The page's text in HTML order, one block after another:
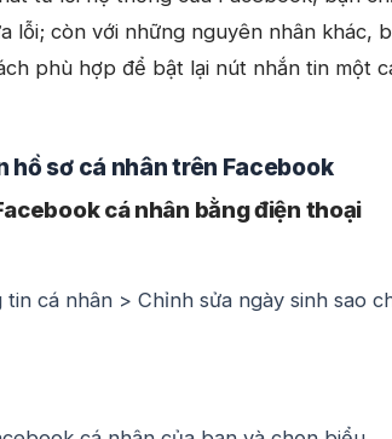
lỗi; còn với những nguyên nhân khác,
phù hợp để bật lại nút nhắn tin một
hồ sơ cá nhân trên Facebook
cá nhân bằng điện thoại
cá nhân > Chỉnh sửa ngày sinh sao